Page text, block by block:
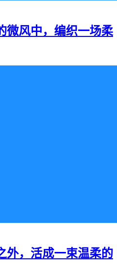
微风中，编织一场柔
外，活成一束温柔的